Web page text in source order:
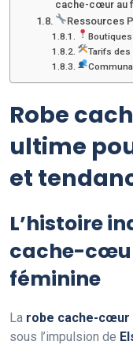
cache-cœur au
Ressources
Tarifs
Robe
ultime
et
L’histoire
cache-
féminine
La robe cache-cœur
sous l’impulsion de